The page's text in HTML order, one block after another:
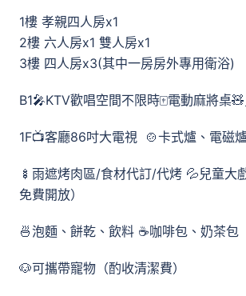
1樓 孝親四人房x1
2樓 六人房x1 雙人房x1
3樓 四人房x3(其中一房房外專用衛浴)
B1🎤KTV歡唱空間不限時🀄️電動麻將桌
1F📺客廳86吋大電視 🍲卡式爐、電磁
🍢雨遮烤肉區/食材代訂/代烤 💦兒童大
免費開放）
🍜泡麵、餅乾、飲料 ☕️咖啡包、奶茶包
🐶可攜帶寵物（酌收清潔費）